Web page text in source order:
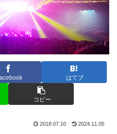
はてブ
コピー
2018.07.10 2024.11.05